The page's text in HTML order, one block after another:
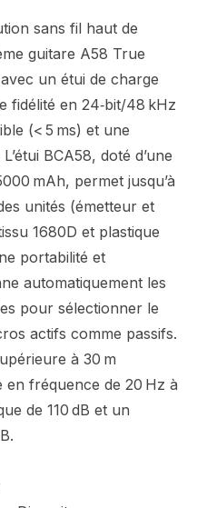
sans fil haut de
guitare A58 True
un étui de charge
fidélité en 24‑bit/48 kHz
(< 5 ms) et une
BCA58, doté d’une
mAh, permet jusqu’à
unités (émetteur et
1680D et plastique
portabilité et
automatiquement les
pour sélectionner le
actifs comme passifs.
à 30 m
en fréquence de 20 Hz à
de 110 dB et un